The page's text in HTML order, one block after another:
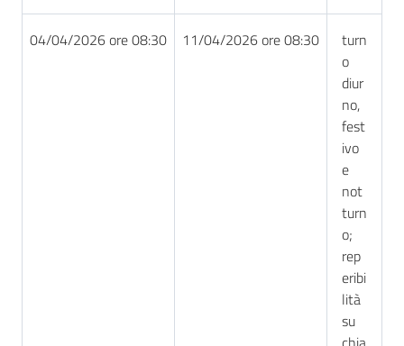
04/04/2026 ore 08:30 11/04/2026 ore 08:30
turn
o
diur
no,
fest
ivo
e
not
turn
o;
rep
eribi
lità
su